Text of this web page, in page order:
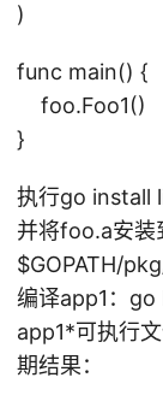
)
func main() {
foo.Foo1()
}
执行go install
并将foo.a安装
$GOPATH/
编译app1：go
app1*可执行
期结果：